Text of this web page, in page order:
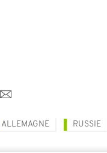
ALLEMAGNE RUSSIE